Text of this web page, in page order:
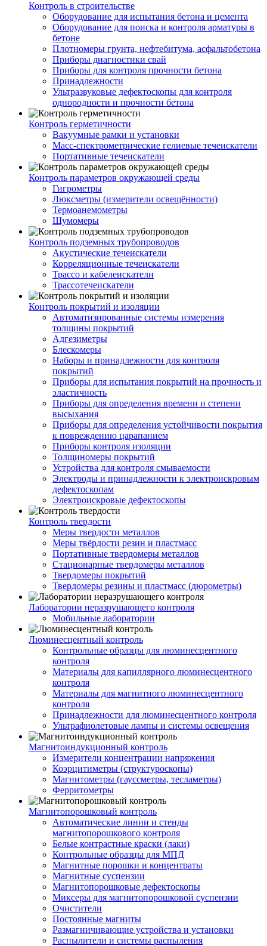
Контроль в строительстве
Оборудование для испытания бетона и цемента
Оборудование для поиска и контроля арматуры в
бетоне
Плотномеры грунта, нефтебитума, асфальтобетона
Приборы диагностики свай
Приборы для контроля прочности бетона
Принадлежности
Ультразвуковые дефектоскопы для контроля
однородности и прочности бетона
Контроль герметичности
Вакуумные рамки и установки
Масс-спектрометрические гелиевые течеискатели
Портативные течеискатели
Контроль параметров окружающей среды
Гигрометры
Люксметры (измерители освещённости)
Термоанемометры
Шумомеры
Контроль подземных трубопроводов
Акустические течеискатели
Корреляционные течеискатели
Трассо и кабелеискатели
Трассотечеискатели
Контроль покрытий и изоляции
Автоматизированные системы измерения
толщины покрытий
Адгезиметры
Блескомеры
Наборы и принадлежности для контроля
покрытий
Приборы для испытания покрытий на прочность и
эластичность
Приборы для определения времени и степени
высыхания
Приборы для определения устойчивости покрытия
к повреждению царапанием
Приборы контроля изоляции
Толщиномеры покрытий
Устройства для контроля смываемости
Электроды и принадлежности к электроискровым
дефектоскопам
Электроискровые дефектоскопы
Контроль твердости
Меры твердости металлов
Меры твёрдости резин и пластмасс
Портативные твердомеры металлов
Стационарные твердомеры металлов
Твердомеры покрытий
Твердомеры резины и пластмасс (дюрометры)
Лаборатории неразрушающего контроля
Мобильные лаборатории
Люминесцентный контроль
Контрольные образцы для люминесцентного
контроля
Материалы для капиллярного люминесцентного
контроля
Материалы для магнитного люминесцентного
контроля
Принадлежности для люминесцентного контроля
Ультрафиолетовые лампы и системы освещения
Магнитоиндукционный контроль
Измерители концентрации напряжения
Коэрцитиметры (структуроскопы)
Магнитометры (гауссметры, тесламетры)
Ферритометры
Магнитопорошковый контроль
Автоматические линии и стенды
магнитопорошкового контроля
Белые контрастные краски (лаки)
Контрольные образцы для МПД
Магнитные порошки и концентраты
Магнитные суспензии
Магнитопорошковые дефектоскопы
Миксеры для магнитопорошковой суспензии
Очистители
Постоянные магниты
Размагничивающие устройства и установки
Распылители и системы распыления